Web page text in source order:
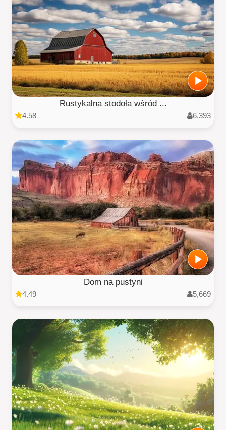
Rustykalna stodoła wśród ...
4.58 6,393
Dom na pustyni
4.49 5,669